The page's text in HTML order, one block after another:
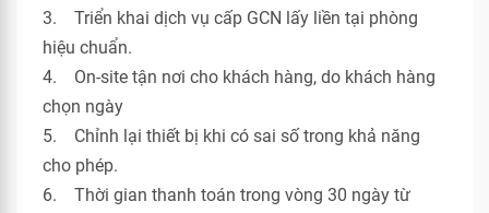
3. Triển khai dịch vụ cấp GCN lấy liền tại phòng
hiệu chuẩn.
4. On-site tận nơi cho khách hàng, do khách hàng
chọn ngày
5. Chỉnh lại thiết bị khi có sai số trong khả năng
cho phép.
6. Thời gian thanh toán trong vòng 30 ngày từ